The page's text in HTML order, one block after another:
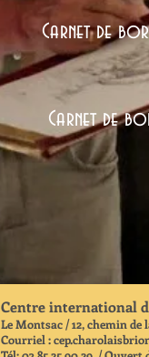
Carnet de
Carnet de
Centre international
Le Montsac / 12, chemin
Courriel :